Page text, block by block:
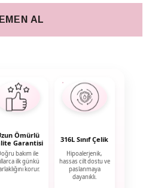
AL
Ömürlü
Garantisi
bakım ile
ilk günkü
korur.
316L Sınıf Çelik
Hipoalerjenik,
hassas cilt dostu ve
paslanmaya
dayanıklı.